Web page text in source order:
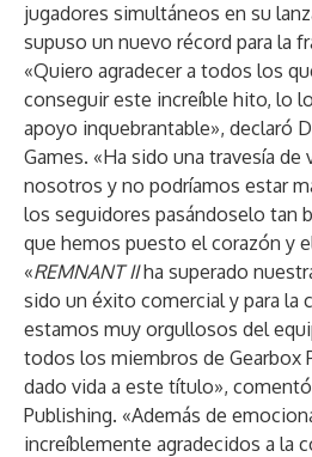
jugadores simultáneos en su
supuso un nuevo récord para la
«Quiero agradecer a todos los
conseguir este increíble hito, lo
apoyo inquebrantable», declaró
Games. «Ha sido una travesía de
nosotros y no podríamos estar
los seguidores pasándoselo tan
que hemos puesto el corazón y
«REMNANT IIha superado
sido un éxito comercial y para la
estamos muy orgullosos del
todos los miembros de Gearbox
dado vida a este título»,
Publishing. «Además de
increíblemente agradecidos a la